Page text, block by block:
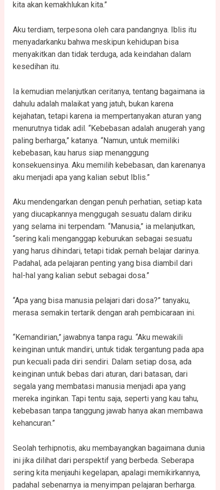
kita akan kemakhlukan kita.”
Aku terdiam, terpesona oleh cara pandangnya. Iblis itu
menyadarkanku bahwa meskipun kehidupan bisa
menyakitkan dan tidak terduga, ada keindahan dalam
kesedihan itu.
Ia kemudian melanjutkan ceritanya, tentang bagaimana ia
dahulu adalah malaikat yang jatuh, bukan karena
kejahatan, tetapi karena ia mempertanyakan aturan yang
menurutnya tidak adil. “Kebebasan adalah anugerah yang
paling berharga,” katanya. “Namun, untuk memiliki
kebebasan, kau harus siap menanggung
konsekuensinya. Aku memilih kebebasan, dan karenanya
aku menjadi apa yang kalian sebut Iblis.”
Aku mendengarkan dengan penuh perhatian, setiap kata
yang diucapkannya menggugah sesuatu dalam diriku
yang selama ini terpendam. “Manusia,” ia melanjutkan,
“sering kali menganggap keburukan sebagai sesuatu
yang harus dihindari, tetapi tidak pernah belajar darinya.
Padahal, ada pelajaran penting yang bisa diambil dari
hal-hal yang kalian sebut sebagai dosa.”
“Apa yang bisa manusia pelajari dari dosa?” tanyaku,
merasa semakin tertarik dengan arah pembicaraan ini.
“Kemandirian,” jawabnya tanpa ragu. “Aku mewakili
keinginan untuk mandiri, untuk tidak tergantung pada apa
pun kecuali pada diri sendiri. Dalam setiap dosa, ada
keinginan untuk bebas dari aturan, dari batasan, dari
segala yang membatasi manusia menjadi apa yang
mereka inginkan. Tapi tentu saja, seperti yang kau tahu,
kebebasan tanpa tanggung jawab hanya akan membawa
kehancuran.”
Seolah terhipnotis, aku membayangkan bagaimana dunia
ini jika dilihat dari perspektif yang berbeda. Seberapa
sering kita menjauhi kegelapan, apalagi memikirkannya,
padahal sebenarnya ia menyimpan pelajaran berharga.